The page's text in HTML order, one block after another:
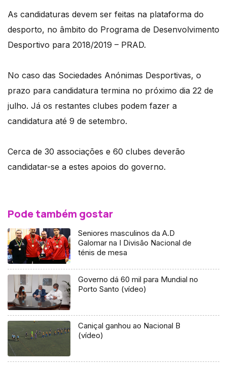
As candidaturas devem ser feitas na plataforma do
desporto, no âmbito do Programa de Desenvolvimento
Desportivo para 2018/2019 – PRAD.
No caso das Sociedades Anónimas Desportivas, o
prazo para candidatura termina no próximo dia 22 de
julho. Já os restantes clubes podem fazer a
candidatura até 9 de setembro.
Cerca de 30 associações e 60 clubes deverão
candidatar-se a estes apoios do governo.
Pode também gostar
Seniores masculinos da A.D
Galomar na I Divisão Nacional de
ténis de mesa
Governo dá 60 mil para Mundial no
Porto Santo (vídeo)
Caniçal ganhou ao Nacional B
(vídeo)